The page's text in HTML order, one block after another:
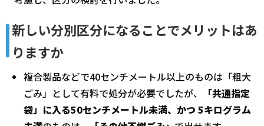
新しい分別区分になることでメリットはあ
りますか
複合製品などで40センチメートル以上のものは「粗大
ごみ」として有料で処分が必要でしたが、
「共通指定
袋」に入る50センチメートル未満、かつ 5キログラム